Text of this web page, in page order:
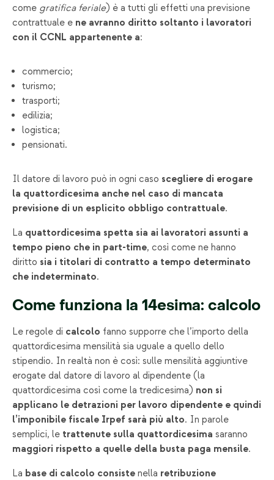
come gratifica feriale) è a tutti gli effetti una previsione
contrattuale e ne avranno diritto soltanto i lavoratori
con il CCNL appartenente a:
commercio;
turismo;
trasporti;
edilizia;
logistica;
pensionati.
Il datore di lavoro può in ogni caso scegliere di erogare
la quattordicesima anche nel caso di mancata
previsione di un esplicito obbligo contrattuale.
La quattordicesima spetta sia ai lavoratori assunti a
tempo pieno che in part-time, così come ne hanno
diritto sia i titolari di contratto a tempo determinato
che indeterminato.
Come funziona la 14esima: calcolo
Le regole di calcolo fanno supporre che l’importo della
quattordicesima mensilità sia uguale a quello dello
stipendio. In realtà non è così: sulle mensilità aggiuntive
erogate dal datore di lavoro al dipendente (la
quattordicesima così come la tredicesima) non si
applicano le detrazioni per lavoro dipendente e quindi
l’imponibile fiscale Irpef sarà più alto. In parole
semplici, le trattenute sulla quattordicesima saranno
maggiori rispetto a quelle della busta paga mensile.
La base di calcolo consiste nella retribuzione